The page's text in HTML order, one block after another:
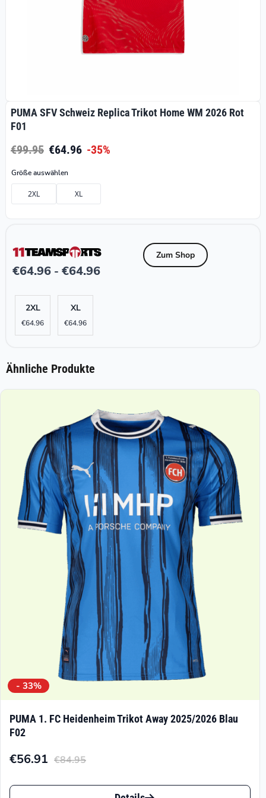
PUMA SFV Schweiz Replica Trikot Home WM 2026 Rot
F01
€99.95 €64.96 -35%
Größe auswählen
2XL XL
€64.96 - €64.96
Zum Shop
2XL
€64.96
XL
€64.96
Ähnliche Produkte
- 33%
PUMA 1. FC Heidenheim Trikot Away 2025/2026 Blau
F02
€84.95
Ursprünglicher
Preis
€56.91
Aktueller
Preis
Dieses